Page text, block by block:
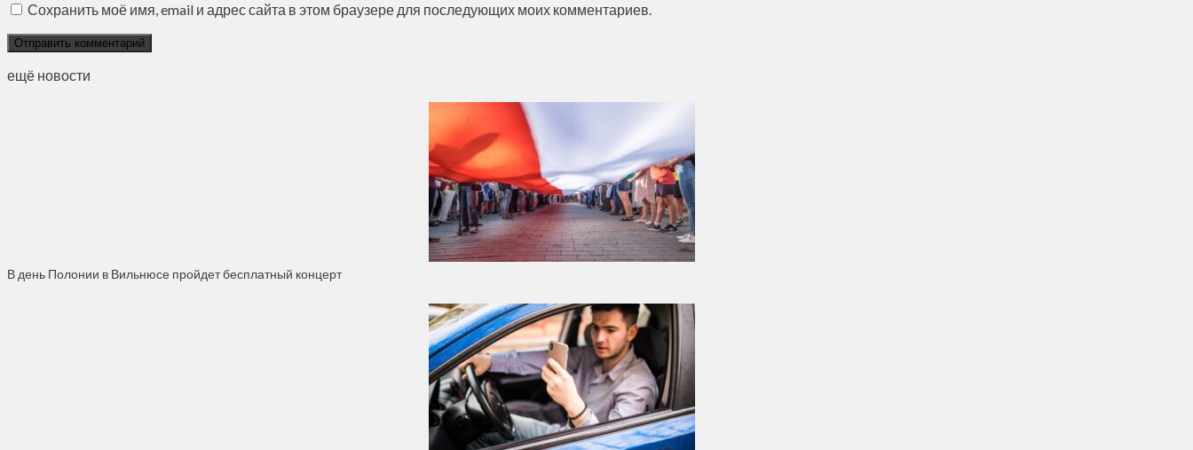
Сохранить моё имя, email и адрес сайта в этом браузере для последующих моих комментариев.
ещё новости
В день Полонии в Вильнюсе пройдет бесплатный концерт